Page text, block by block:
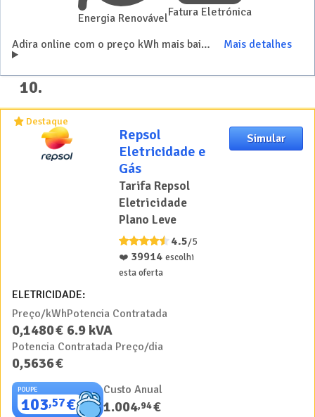
Energia RenovávelFatura Eletrónica
Adira online com o preço kWh mais baixo, desde 0.1366 €/kWh Mais detalhes
10.
Destaque
Repsol
Eletricidade e
Gás
Tarifa Repsol
Eletricidade
Plano Leve
ELETRICIDADE:
Preço/kWh
0,1480€
Potencia Contratada
6.9 kVA
Potencia Contratada Preço/dia
0,5636€
POUPE
103,57€
Custo Anual
1.004,94€
4.5/5
❤️ 39914 escolhi
esta oferta
Simular